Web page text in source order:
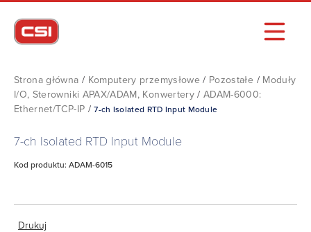
Strona główna / Komputery przemysłowe / Pozostałe / Moduły
I/O, Sterowniki APAX/ADAM, Konwertery/ADAM-6000:
Ethernet/TCP-IP /7-ch Isolated RTD Input Module
7-ch Isolated RTD Input Module
Kod produktu: ADAM-6015
Drukuj